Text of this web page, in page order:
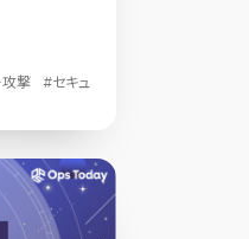
攻撃
#セキュ